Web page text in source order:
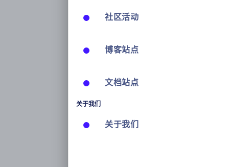
社区活动
博客站点
文档站点
关于我们
关于我们